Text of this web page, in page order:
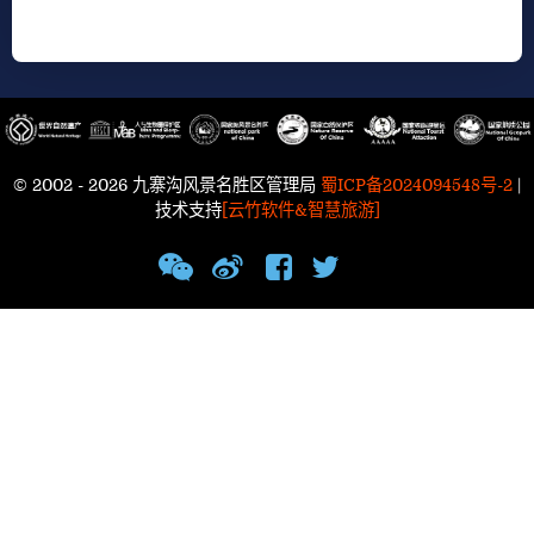
© 2002 - 2026 九寨沟风景名胜区管理局 蜀ICP备2024094548号-2 |
技术支持[云竹软件&智慧旅游]